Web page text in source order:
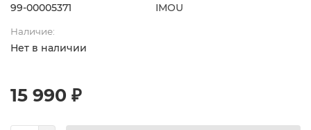
99-00005371 IMOU
Наличие:
Нет в наличии
15 990 ₽